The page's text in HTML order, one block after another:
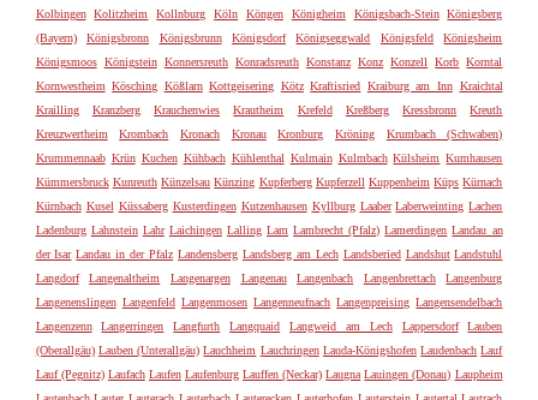
Kolbingen
Kolitzheim Kollnburg Köln Köngen Königheim Königsbach-Stein
Königsberg
(Bayern)
Königsbronn Königsbrunn Königsdorf Königseggwald Königsfeld
Königsheim
Königsmoos Königstein Konnersreuth Konradsreuth Konstanz Konz Konzell Korb Korntal
Kornwestheim Kösching Kößlarn Kottgeisering Kötz Kraftisried Kraiburg am Inn Kraichtal
Krailling
Kranzberg Krauchenwies Krautheim Krefeld Kreßberg Kressbronn
Kreuth
Kreuzwertheim
Krombach Kronach Kronau Kronburg Kröning
Krumbach (Schwaben)
Krummennaab Krün Kuchen Kühbach Kühlenthal Kulmain Kulmbach Külsheim Kumhausen
Kümmersbruck Kunreuth Künzelsau Künzing Kupferberg Kupferzell Kuppenheim Küps Kürnach
Kürnbach Kusel Küssaberg Kusterdingen Kutzenhausen Kyllburg Laaber Laberweinting Lachen
Ladenburg Lahnstein Lahr Laichingen Lalling Lam Lambrecht (Pfalz) Lamerdingen Landau an
der Isar Landau in der Pfalz Landensberg Landsberg am Lech Landsberied Landshut Landstuhl
Langdorf
Langenaltheim Langenargen Langenau Langenbach Langenbrettach
Langenburg
Langenenslingen Langenfeld Langenmosen Langenneufnach Langenpreising Langensendelbach
Langenzenn
Langerringen Langfurth Langquaid Langweid am Lech Lappersdorf
Lauben
(Oberallgäu) Lauben (Unterallgäu) Lauchheim Lauchringen Lauda-Königshofen Laudenbach Lauf
Lauf (Pegnitz) Laufach Laufen Laufenburg Lauffen (Neckar) Laugna Lauingen (Donau) Laupheim